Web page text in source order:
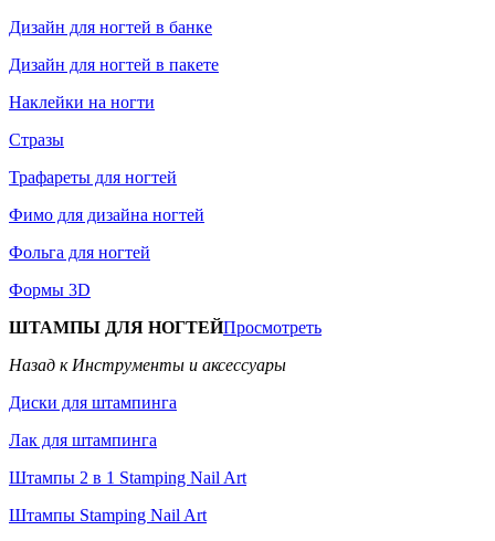
Дизайн для ногтей в банке
Дизайн для ногтей в пакете
Наклейки на ногти
Стразы
Трафареты для ногтей
Фимо для дизайна ногтей
Фольга для ногтей
Формы 3D
ШТАМПЫ ДЛЯ НОГТЕЙПросмотреть
Назад к Инструменты и аксессуары
Диски для штампинга
Лак для штампинга
Штампы 2 в 1 Stamping Nail Art
Штампы Stamping Nail Art